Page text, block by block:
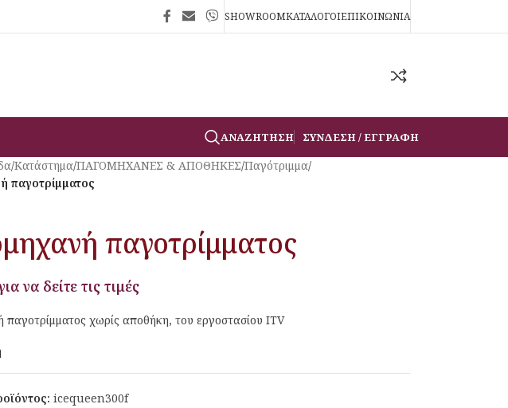
SHOWROOMΚΑΤΑΛΟΓΟΙΕΠΙΚΟΙΝΩΝΙΑ
ΑΝΑΖΉΤΗΣΗ ΣΎΝΔΕΣΗ / ΕΓΓΡΑΦΉ
/Κατάστημα/ΠΑΓΟΜΗΧΑΝΕΣ & ΑΠΟΘΗΚΕΣ/Παγότριμμα/
παγοτρίμματος
παγοτρίμματος
να δείτε τις τιμές
χωρίς αποθήκη, του εργοστασίου ITV
icequeen300f